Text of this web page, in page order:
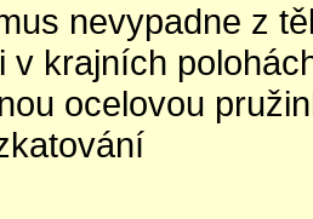
nevypadne z
v krajních
ocelovou